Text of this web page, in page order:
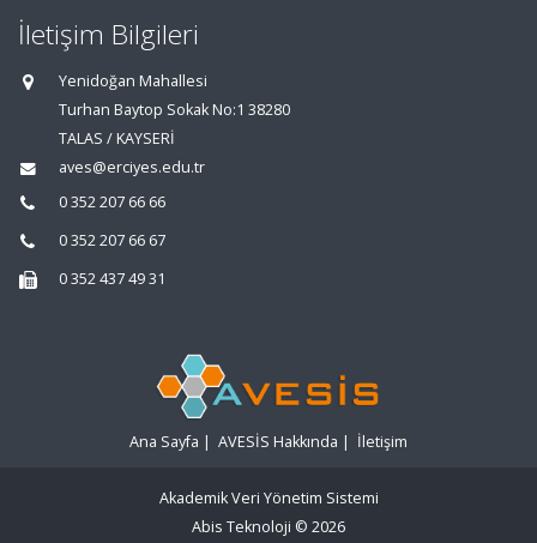
İletişim Bilgileri
Yenidoğan Mahallesi
Turhan Baytop Sokak No:1 38280
TALAS / KAYSERİ
aves@erciyes.edu.tr
0 352 207 66 66
0 352 207 66 67
0 352 437 49 31
Ana Sayfa | AVESİS Hakkında | İletişim
Akademik Veri Yönetim Sistemi
Abis Teknoloji © 2026